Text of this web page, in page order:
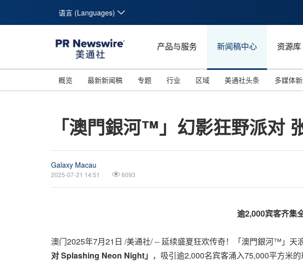
语言 (Languages)
产品与服务 新闻稿中心 资源库
概览 最新新闻稿 专题 行业 区域 美通社头条 多媒体
「澳門銀河™」幻影狂野派对
Galaxy Macau
2025-07-21 14:51 6093
逾2,000宾客齐集
澳门2025年7月21日 /美通社/ -- 延续盛夏狂欢传奇！「澳門銀河™」天
对Splashing Neon Night」 ，吸引逾2,000名宾客涌入75,000平方米的